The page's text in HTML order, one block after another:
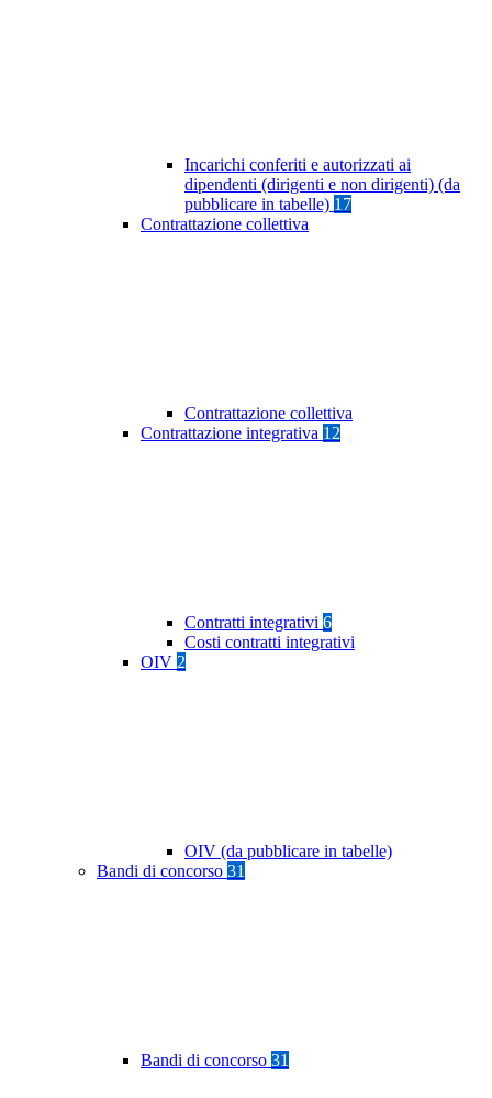
Incarichi conferiti e autorizzati ai
dipendenti (dirigenti e non dirigenti) (da
pubblicare in tabelle) 17
Contrattazione collettiva
Contrattazione collettiva
Contrattazione integrativa 12
Contratti integrativi 6
Costi contratti integrativi
OIV 2
OIV (da pubblicare in tabelle)
Bandi di concorso 31
Bandi di concorso 31